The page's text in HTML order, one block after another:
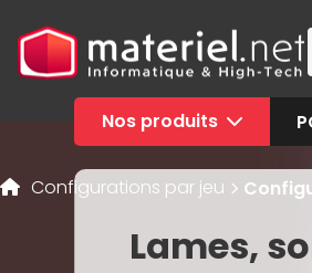
Nos produits
Configurations par jeu
Lames,